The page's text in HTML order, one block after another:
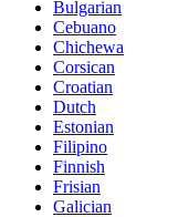
Bulgarian
Cebuano
Chichewa
Corsican
Croatian
Dutch
Estonian
Filipino
Finnish
Frisian
Galician